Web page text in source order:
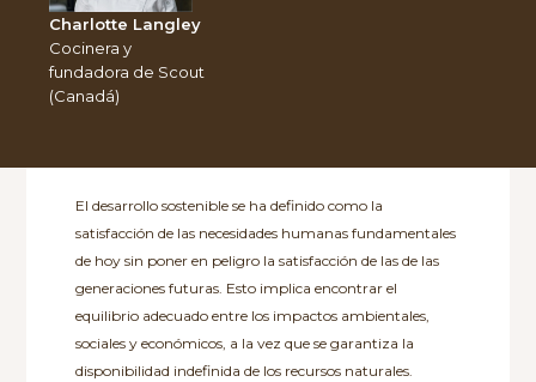
Charlotte Langley
Cocinera y
fundadora de Scout
(Canadá)
El desarrollo sostenible se ha definido como la
satisfacción de las necesidades humanas fundamentales
de hoy sin poner en peligro la satisfacción de las de las
generaciones futuras. Esto implica encontrar el
equilibrio adecuado entre los impactos ambientales,
sociales y económicos, a la vez que se garantiza la
disponibilidad indefinida de los recursos naturales.